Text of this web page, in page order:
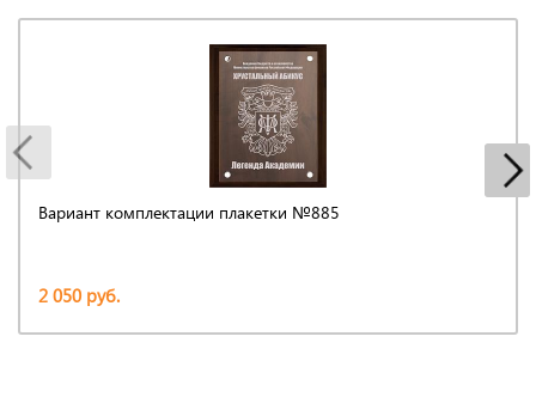
Вариант комплектации плакетки №885
2 050 руб.